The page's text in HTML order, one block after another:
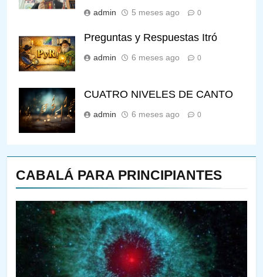
CABALÁ PARA PRINCIPIANTES
¿QUIÉN ES SABIO? EL QUE
VE LO QUE VA A NACER
admin 5 meses ago 0
Preguntas y Respuestas Itró
admin 6 meses ago 0
CUATRO NIVELES DE CANTO
admin 6 meses ago 0